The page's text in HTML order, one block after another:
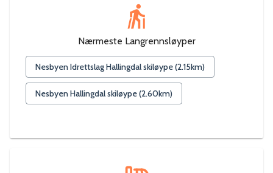
Nærmeste Langrennsløyper
Nesbyen Idrettslag Hallingdal skiløype(2.15km)
Nesbyen Hallingdal skiløype(2.60km)